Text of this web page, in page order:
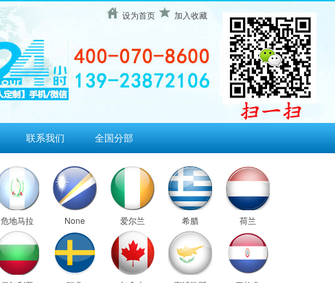
设为首页 加入收藏
联系我们 全国分部
危地马拉 None 爱尔兰 希腊 荷兰